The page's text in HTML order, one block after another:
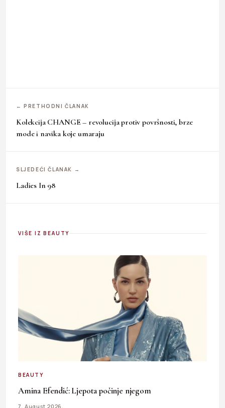
← PRETHODNI ČLANAK
Kolekcija CHANGE – revolucija protiv površnosti, brze
mode i navika koje umaraju
SLJEDEĆI ČLANAK →
Ladies In 98
VIŠE IZ BEAUTY
BEAUTY
Amina Efendić: Ljepota počinje njegom
7. August 2026.